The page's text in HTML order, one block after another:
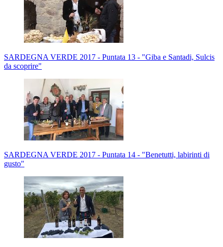
SARDEGNA VERDE 2017 - Puntata 13 - "Giba e Santadi, Sulcis
da scoprire"
SARDEGNA VERDE 2017 - Puntata 14 - "Benetutti, labirinti di
gusto"